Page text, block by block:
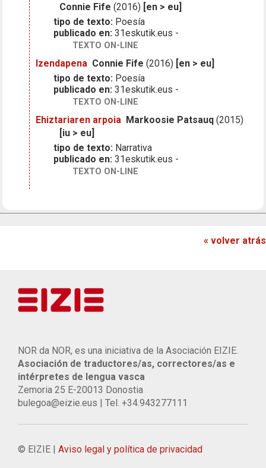
Connie Fife (2016) [en > eu]
tipo de texto: Poesía
publicado en: 31eskutik.eus -
TEXTO ON-LINE
Izendapena Connie Fife (2016) [en > eu]
tipo de texto: Poesía
publicado en: 31eskutik.eus -
TEXTO ON-LINE
Ehiztariaren arpoia Markoosie Patsauq (2015)
[iu > eu]
tipo de texto: Narrativa
publicado en: 31eskutik.eus -
TEXTO ON-LINE
« volver atrás
NOR da NOR, es una iniciativa de la Asociación EIZIE.
Asociación de traductores/as, correctores/as e
intérpretes de lengua vasca
Zemoria 25 E-20013 Donostia
bulegoa@eizie.eus | Tel. +34.943277111
© EIZIE | Aviso legal y política de privacidad